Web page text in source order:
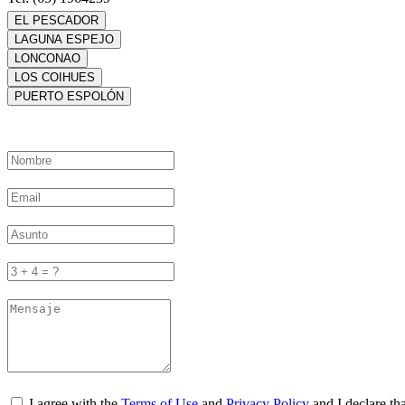
EL PESCADOR
LAGUNA ESPEJO
LONCONAO
LOS COIHUES
PUERTO ESPOLÓN